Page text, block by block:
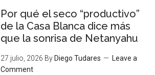
Por qué el seco “productivo”
de la Casa Blanca dice más
que la sonrisa de Netanyahu
27 julio, 2026 By Diego Tudares
Leave a
Comment